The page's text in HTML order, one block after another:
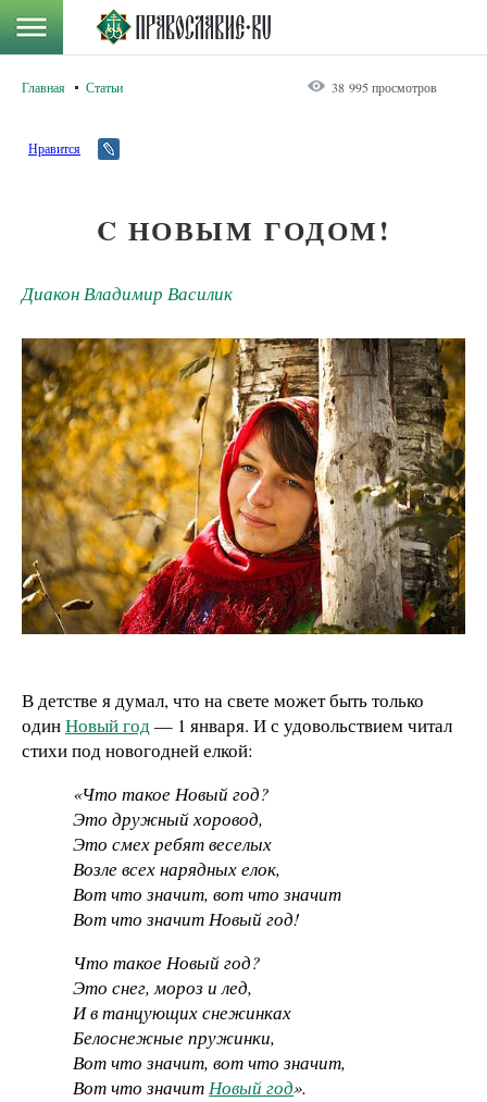
Главная Статьи 38 995 просмотров
Нравится
C НОВЫМ ГОДОМ!
Диакон Владимир Василик
В детстве я думал, что на свете может быть только
одинНовый год— 1 января. И с удовольствием читал
стихи под новогодней елкой:
«Что такое Новый год?
Это дружный хоровод,
Это смех ребят веселых
Возле всех нарядных елок,
Вот что значит, вот что значит
Вот что значит Новый год!
Что такое Новый год?
Это снег, мороз и лед,
И в танцующих снежинках
Белоснежные пружинки,
Вот что значит, вот что значит,
Вот что значитНовый год».